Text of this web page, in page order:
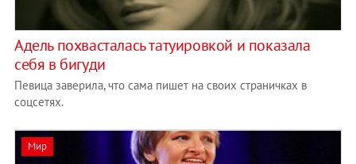
Адель похвасталась татуировкой и показала
себя в бигуди
Певица заверила, что сама пишет на своих страничках в
соцсетях.
Мир